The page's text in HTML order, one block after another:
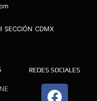
SECCIÓN CDMX
REDES SOCIALES
F
I
Y